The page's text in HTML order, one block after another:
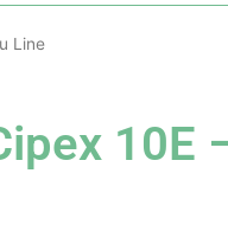
Line
10E